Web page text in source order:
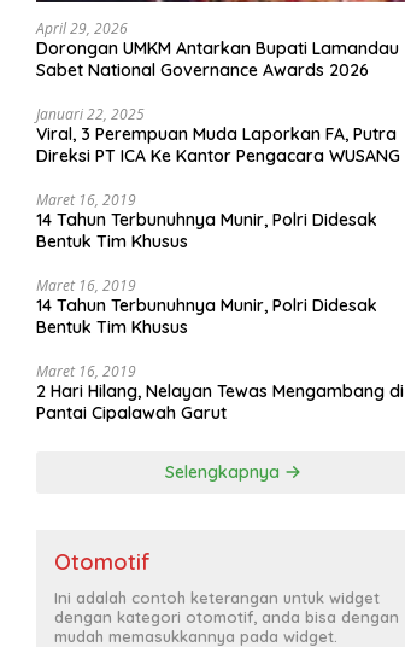
April 29, 2026
Dorongan UMKM Antarkan Bupati Lamandau
Sabet National Governance Awards 2026
Januari 22, 2025
Viral, 3 Perempuan Muda Laporkan FA, Putra
Direksi PT ICA Ke Kantor Pengacara WUSANG
Maret 16, 2019
14 Tahun Terbunuhnya Munir, Polri Didesak
Bentuk Tim Khusus
Maret 16, 2019
14 Tahun Terbunuhnya Munir, Polri Didesak
Bentuk Tim Khusus
Maret 16, 2019
2 Hari Hilang, Nelayan Tewas Mengambang di
Pantai Cipalawah Garut
Selengkapnya
Otomotif
Ini adalah contoh keterangan untuk widget
dengan kategori otomotif, anda bisa dengan
mudah memasukkannya pada widget.